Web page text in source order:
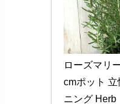
ローズマリ
cmポット
ニング Herb